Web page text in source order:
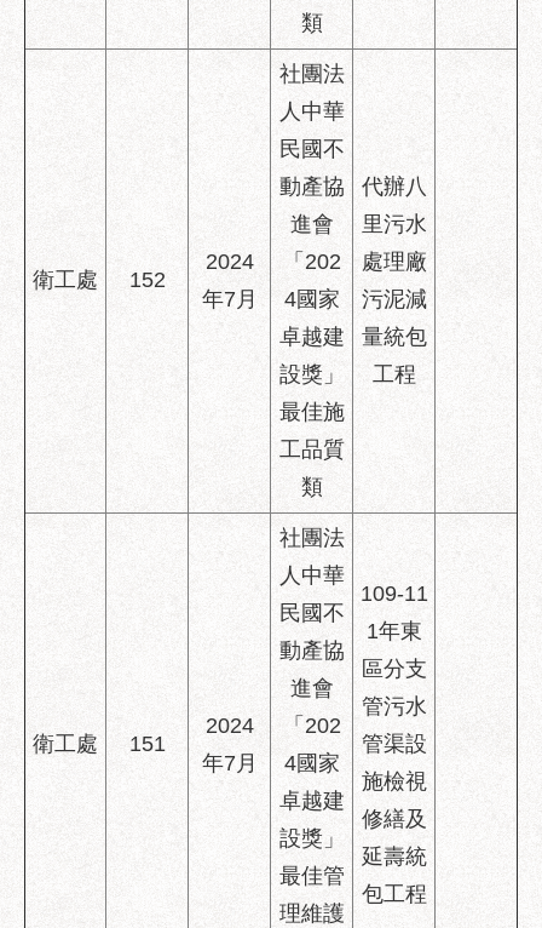
類
衛工處 152
2024
年7月
社團法
人中華
民國不
動產協
進會
「202
4國家
卓越建
設獎」
最佳施
工品質
類
代辦八
里污水
處理廠
污泥減
量統包
工程
衛工處 151
2024
年7月
社團法
人中華
民國不
動產協
進會
「202
4國家
卓越建
設獎」
最佳管
理維護
109-11
1年東
區分支
管污水
管渠設
施檢視
修繕及
延壽統
包工程